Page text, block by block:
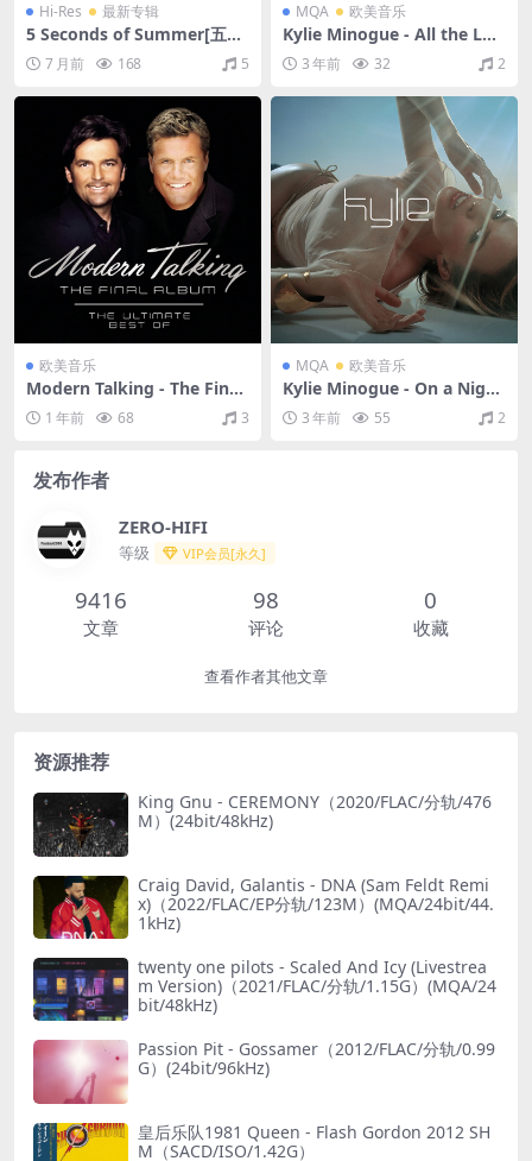
Hi-Res 最新专辑
5 Seconds of Summer[五秒
盛夏] - EVERYONE'S A STAR!
(Fully Evolved)[Explicit]（2
025/FLAC/分轨/657M）(24b
it/48kHz)
7 月前 168 5
MQA 欧美音乐
Kylie Minogue - All the Lov
ers（2010/FLAC/EP分轨/16
3M）(MQA/16bit/44.1kHz)
3 年前 32 2
欧美音乐
Modern Talking - The Final
Album（2003/FLAC/分轨/5
64M）
1 年前 68 3
MQA 欧美音乐
Kylie Minogue - On a Night
like This（2000/FLAC/EP分
轨/186M）(MQA/16bit/44.1
3 年前 55 2
发布作者
ZERO-HIFI
等级 VIP会员[永久]
9416
文章
98
评论
0
收藏
查看作者其他文章
资源推荐
King Gnu - CEREMONY（2020/FLAC/分轨/476
M）(24bit/48kHz)
Craig David, Galantis - DNA (Sam Feldt Remi
x)（2022/FLAC/EP分轨/123M）(MQA/24bit/44.
1kHz)
twenty one pilots - Scaled And Icy (Livestrea
m Version)（2021/FLAC/分轨/1.15G）(MQA/24
bit/48kHz)
Passion Pit - Gossamer（2012/FLAC/分轨/0.99
G）(24bit/96kHz)
皇后乐队1981 Queen - Flash Gordon 2012 SH
M（SACD/ISO/1.42G）